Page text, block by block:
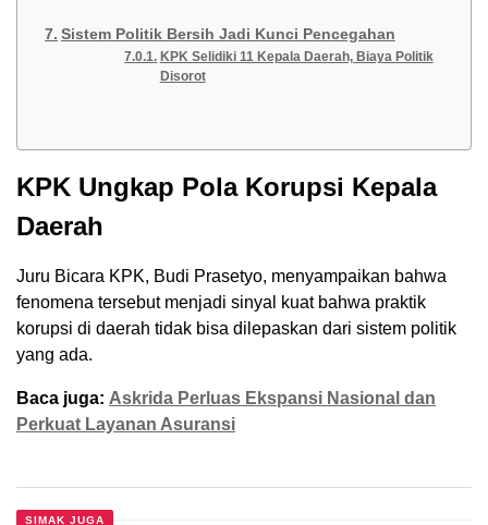
Sistem Politik Bersih Jadi Kunci Pencegahan
KPK Selidiki 11 Kepala Daerah, Biaya Politik
Disorot
KPK Ungkap Pola Korupsi Kepala
Daerah
Juru Bicara KPK, Budi Prasetyo, menyampaikan bahwa
fenomena tersebut menjadi sinyal kuat bahwa praktik
korupsi di daerah tidak bisa dilepaskan dari sistem politik
yang ada.
Baca juga: Askrida Perluas Ekspansi Nasional dan
Perkuat Layanan Asuransi
SIMAK JUGA